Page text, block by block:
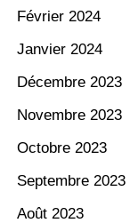
Février 2024
Janvier 2024
Décembre 2023
Novembre 2023
Octobre 2023
Septembre 2023
Août 2023